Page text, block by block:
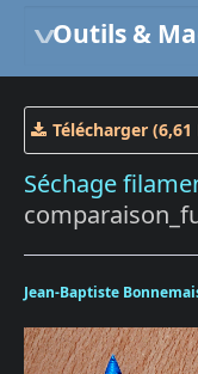
Outils &
Télécharger (6,61
Séchage
Jean-Baptiste